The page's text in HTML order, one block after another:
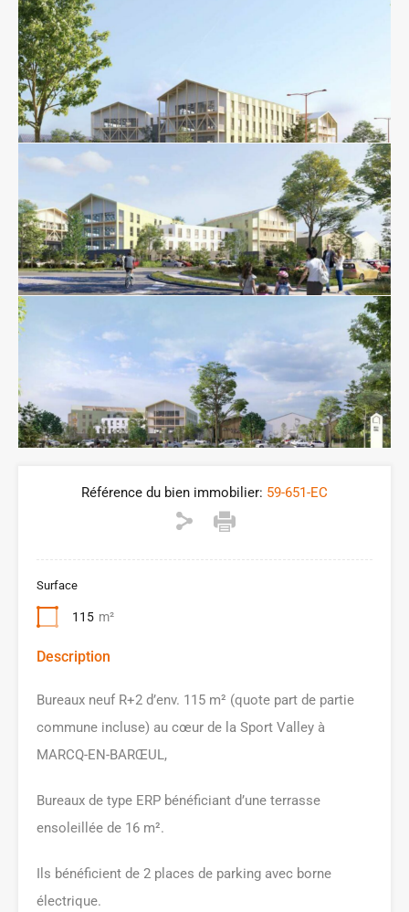
Référence du bien immobilier: 59-651-EC
Surface
115 m²
Description
Bureaux neuf R+2 d’env. 115 m² (quote part de partie
commune incluse) au cœur de la Sport Valley à
MARCQ-EN-BARŒUL,
Bureaux de type ERP bénéficiant d’une terrasse
ensoleillée de 16 m².
Ils bénéficient de 2 places de parking avec borne
électrique.